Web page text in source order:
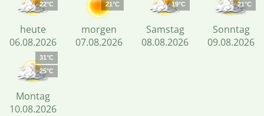
22°C
heute
06.08.2026
21°C
morgen
07.08.2026
19°C
Samstag
08.08.2026
21°C
Sonntag
09.08.2026
31°C
25°C
Montag
10.08.2026